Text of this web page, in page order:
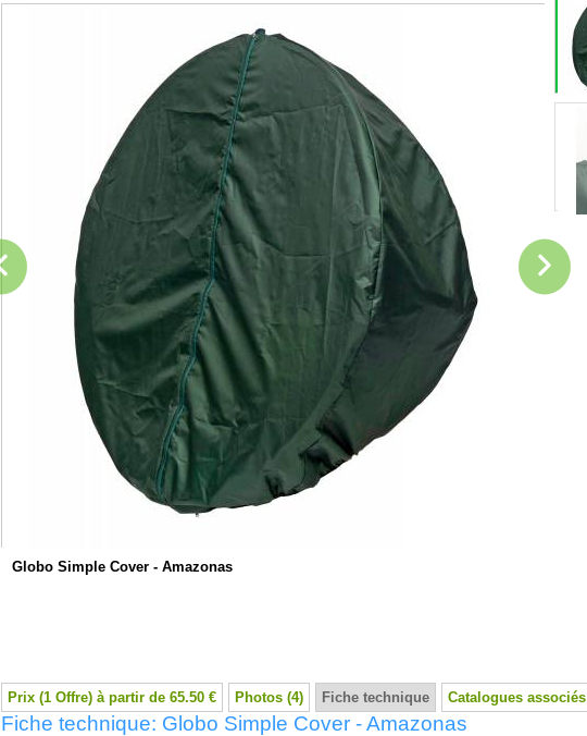
Globo Simple Cover - Amazonas
Prix (1 Offre) à partir de 65.50 € Photos (4) Fiche technique Catalogues associés
Fiche technique: Globo Simple Cover - Amazonas